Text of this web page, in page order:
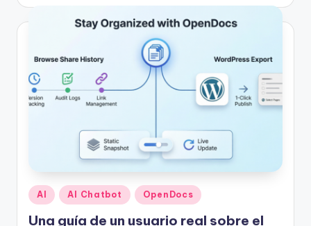
Publicado
en
AI AI Chatbot OpenDocs
Una guía de un usuario real sobre el